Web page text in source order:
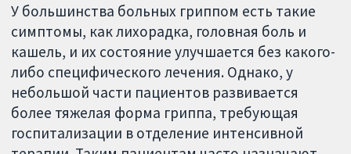
У большинства больных гриппом есть такие
симптомы, как лихорадка, головная боль и
кашель, и их состояние улучшается без какого-
либо специфического лечения. Однако, у
небольшой части пациентов развивается
более тяжелая форма гриппа, требующая
госпитализации в отделение интенсивной